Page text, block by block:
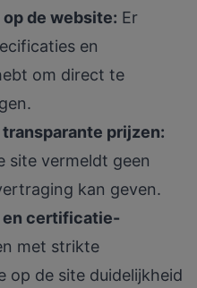
de website: Er
en
om direct te
prijzen:
site vermeldt geen
kan geven.
en certificatie-
met strikte
op de site duidelijkheid